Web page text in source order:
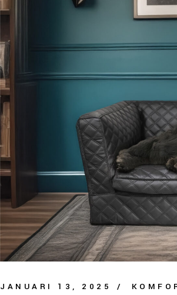
CAPRI
AMALFI
MILANO
JANUARI 13, 2025